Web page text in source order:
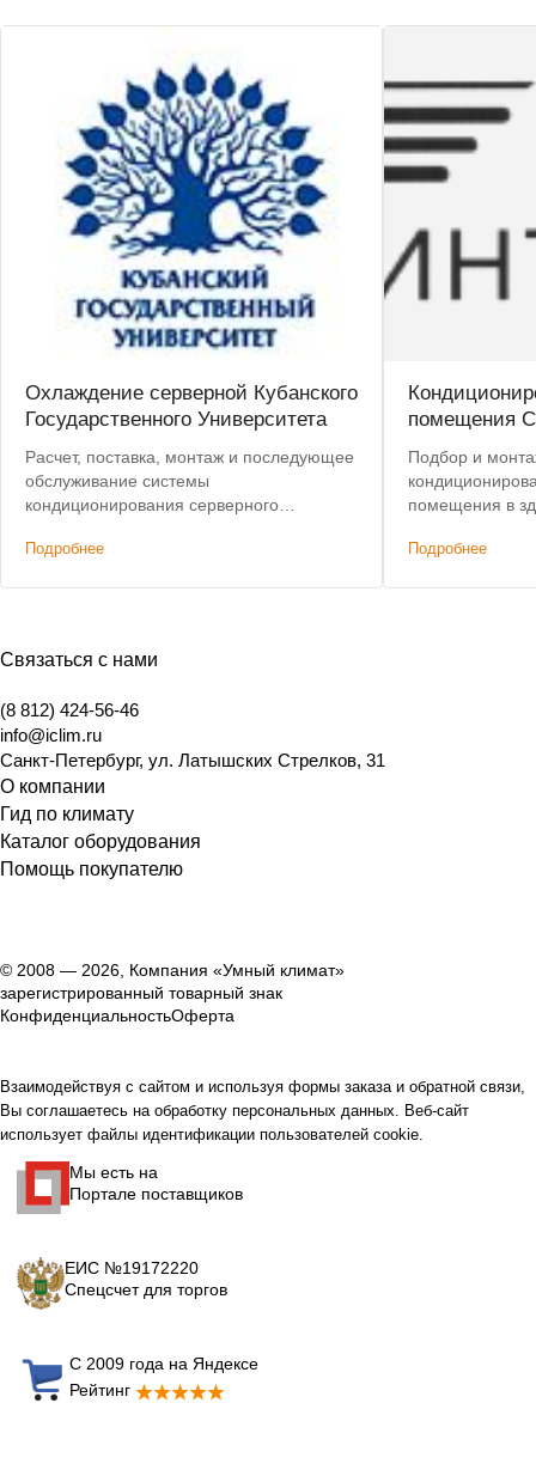
Охлаждение серверной Кубанского
Государственного Университета
Расчет, поставка, монтаж и последующее
обслуживание системы
кондиционирования серверного
кондиционеров Mitsubishi Electric
Подробнее
помещения
Подбор и
помещения в
Подробнее
Связаться с нами
(8 812) 424-56-46
info@iclim.ru
Санкт-Петербург, ул. Латышских Стрелков, 31
О компании
Гид по климату
Каталог оборудования
Помощь покупателю
© 2008 — 2026, Компания «Умный климат»
зарегистрированный товарный знак
КонфиденциальностьОферта
Взаимодействуя с сайтом и используя формы заказа и обратной связи,
Вы соглашаетесь на обработку персональных данных. Веб-сайт
использует файлы идентификации пользователей cookie.
Мы есть на
Портале поставщиков
ЕИС №19172220
Спецсчет для торгов
С 2009 года на Яндексе
Рейтинг